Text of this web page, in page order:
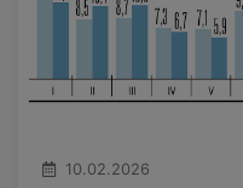
10.02.2026